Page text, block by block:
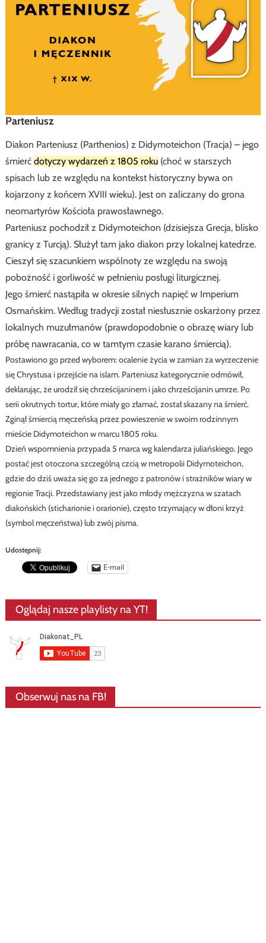
Parteniusz
Diakon Parteniusz (Parthenios) z Didymoteichon (Tracja) – jego
śmierć dotyczy wydarzeń z 1805 roku(choć w starszych
spisach lub ze względu na kontekst historyczny bywa on
kojarzony z końcem XVIII wieku). Jest on zaliczany do grona
neomartyrów Kościoła prawosławnego.
Parteniusz pochodził z Didymoteichon (dzisiejsza Grecja, blisko
granicy z Turcją). Służył tam jako diakon przy lokalnej katedrze.
Cieszył się szacunkiem wspólnoty ze względu na swoją
pobożność i gorliwość w pełnieniu posługi liturgicznej.
Jego śmierć nastąpiła w okresie silnych napięć w Imperium
Osmańskim. Według tradycji został niesłusznie oskarżony przez
lokalnych muzułmanów (prawdopodobnie o obrazę wiary lub
próbę nawracania, co w tamtym czasie karano śmiercią).
Postawiono go przed wyborem: ocalenie życia w zamian za wyrzeczenie
się Chrystusa i przejście na islam. Parteniusz kategorycznie odmówił,
deklarując, że urodził się chrześcijaninem i jako chrześcijanin umrze. Po
serii okrutnych tortur, które miały go złamać, został skazany na śmierć.
Zginął śmiercią męczeńską przez powieszenie w swoim rodzinnym
mieście Didymoteichon w marcu 1805 roku.
Dzień wspomnienia przypada 5 marca wg kalendarza juliańskiego.Jego
postać jest otoczona szczególną czcią w metropolii Didymoteichon,
gdzie do dziś uważa się go za jednego z patronów i strażników wiary w
regionie Tracji. Przedstawiany jest jako młody mężczyzna w szatach
diakońskich (sticharionie i orarionie), często trzymający w dłoni krzyż
(symbol męczeństwa) lub zwój pisma.
Udostępnij:
E-mail
Oglądaj nasze playlisty na YT!
Obserwuj nas na FB!